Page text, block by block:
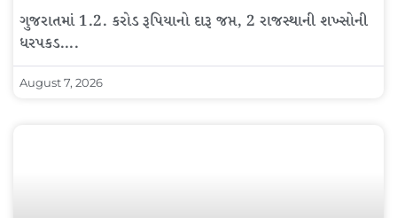
ગુજરાતમાં 1.2. કરોડ રૂપિયાનો દારૂ જપ્ત, 2 રાજસ્થાની શખ્સોની
ધરપકડ….
August 7, 2026